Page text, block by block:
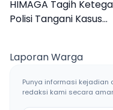
HIMAGA Tagih
Polisi Tangani Kasus
Laporan Warga
Punya informasi kejadian
redaksi kami secara